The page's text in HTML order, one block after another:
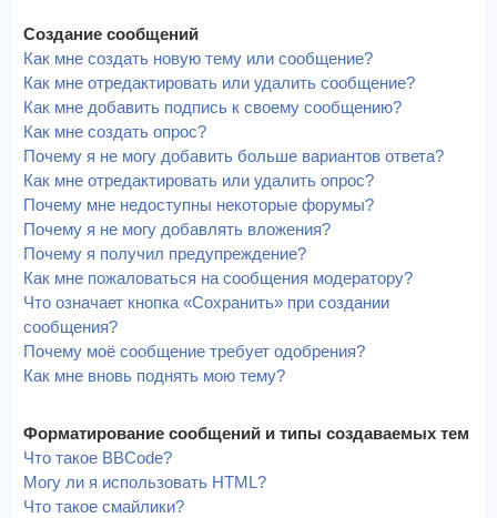
Создание сообщений
Как мне создать новую тему или сообщение?
Как мне отредактировать или удалить сообщение?
Как мне добавить подпись к своему сообщению?
Как мне создать опрос?
Почему я не могу добавить больше вариантов ответа?
Как мне отредактировать или удалить опрос?
Почему мне недоступны некоторые форумы?
Почему я не могу добавлять вложения?
Почему я получил предупреждение?
Как мне пожаловаться на сообщения модератору?
Что означает кнопка «Сохранить» при создании
сообщения?
Почему моё сообщение требует одобрения?
Как мне вновь поднять мою тему?
Форматирование сообщений и типы создаваемых тем
Что такое BBCode?
Могу ли я использовать HTML?
Что такое смайлики?